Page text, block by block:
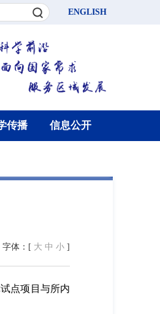
ENGLISH
传播 信息公开
字体：[ 大 中 小 ]
点项目与所内